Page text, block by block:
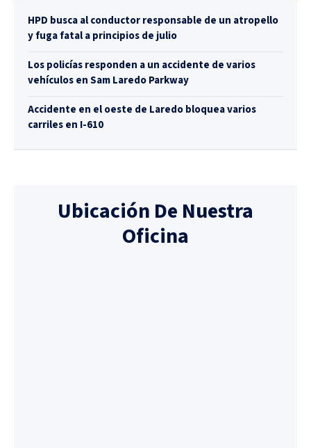
HPD busca al conductor responsable de un atropello
y fuga fatal a principios de julio
Los policías responden a un accidente de varios
vehículos en Sam Laredo Parkway
Accidente en el oeste de Laredo bloquea varios
carriles en I-610
Ubicación De Nuestra
Oficina